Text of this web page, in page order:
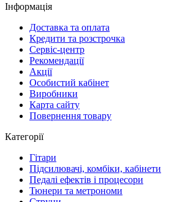
Інформація
Доставка та оплата
Кредити та розстрочка
Сервіc-центр
Рекомендації
Акції
Особистий кабінет
Виробники
Карта сайту
Повернення товару
Категорії
Гітари
Підсилювачі, комбіки, кабінети
Педалі ефектів і процесори
Тюнери та метрономи